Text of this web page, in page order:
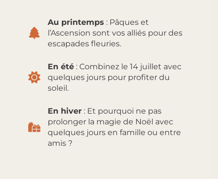
Au printemps : Pâques et
l’Ascension sont vos alliés pour des
escapades fleuries.
En été : Combinez le 14 juillet avec
quelques jours pour profiter du
soleil.
En hiver : Et pourquoi ne pas
prolonger la magie de Noël avec
quelques jours en famille ou entre
amis ?